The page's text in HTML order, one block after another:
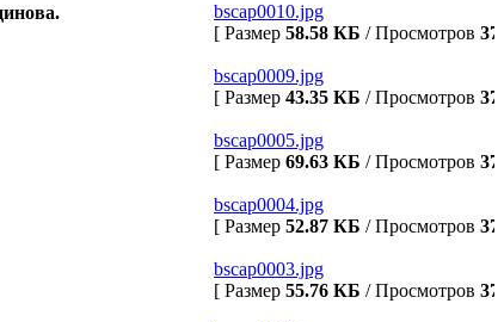
bscap0010.jpg
[ Размер 58.58 КБ / Просмотров
bscap0009.jpg
[ Размер 43.35 КБ / Просмотров
bscap0005.jpg
[ Размер 69.63 КБ / Просмотров
bscap0004.jpg
[ Размер 52.87 КБ / Просмотров
bscap0003.jpg
[ Размер 55.76 КБ / Просмотров